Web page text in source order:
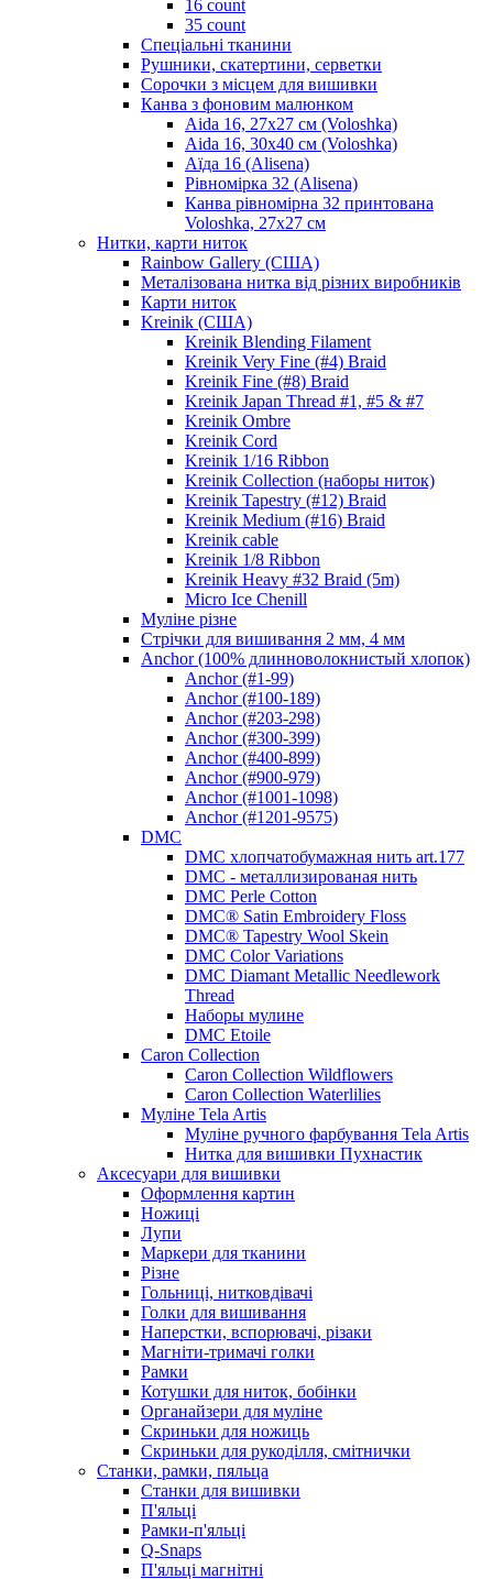
16 count
35 count
Спеціальні тканини
Рушники, скатертини, серветки
Сорочки з місцем для вишивки
Канва з фоновим малюнком
Aida 16, 27х27 см (Voloshka)
Aida 16, 30х40 см (Voloshka)
Аїда 16 (Alisena)
Рівномірка 32 (Alisena)
Канва рівномірна 32 принтована
Voloshka, 27х27 см
Нитки, карти ниток
Rainbow Gallery (США)
Металізована нитка від різних виробників
Карти ниток
Kreinik (США)
Kreinik Blending Filament
Kreinik Very Fine (#4) Braid
Kreinik Fine (#8) Braid
Kreinik Japan Thread #1, #5 & #7
Kreinik Ombre
Kreinik Cord
Kreinik 1/16 Ribbon
Kreinik Collection (наборы ниток)
Kreinik Tapestry (#12) Braid
Kreinik Medium (#16) Braid
Kreinik cable
Kreinik 1/8 Ribbon
Kreinik Heavy #32 Braid (5m)
Micro Ice Chenill
Муліне різне
Стрічки для вишивання 2 мм, 4 мм
Anchor (100% длинноволокнистый хлопок)
Anchor (#1-99)
Anchor (#100-189)
Anchor (#203-298)
Anchor (#300-399)
Anchor (#400-899)
Anchor (#900-979)
Anchor (#1001-1098)
Anchor (#1201-9575)
DMC
DMC хлопчатобумажная нить art.177
DMC - металлизированая нить
DMC Perle Cotton
DMC® Satin Embroidery Floss
DMC® Tapestry Wool Skein
DMC Color Variations
DMC Diamant Metallic Needlework
Thread
Наборы мулине
DMC Etoile
Caron Collection
Caron Collection Wildflowers
Caron Collection Waterlilies
Муліне Tela Artis
Муліне ручного фарбування Tela Artis
Нитка для вишивки Пухнастик
Аксесуари для вишивки
Оформлення картин
Ножиці
Лупи
Маркери для тканини
Різне
Гольниці, нитковдівачі
Голки для вишивання
Наперстки, вспорювачі, різаки
Магніти-тримачі голки
Рамки
Котушки для ниток, бобінки
Органайзери для муліне
Скриньки для ножиць
Скриньки для рукоділля, смітнички
Станки, рамки, пяльца
Станки для вишивки
П'яльці
Рамки-п'яльці
Q-Snaps
П'яльці магнітні